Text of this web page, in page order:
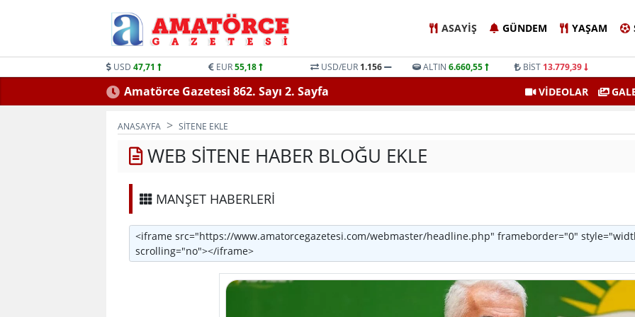
ASAYIŞ GÜNDEM YAŞAM
USD 47,71 EUR55,18 USD/EUR 1.156 ALTIN 6.660,55 BİST 13.779,39
Amatörce Gazetesi 862. Sayı 2. Sayfa Amatörce Gazetesi 862.
VİDEOLAR
ANASAYFA SITENE EKLE
WEB SITENE HABER BLOĞU EKLE
MANŞET HABERLERİ